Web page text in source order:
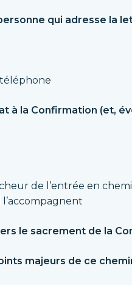
qui adresse la
à la Confirmation (et,
de l’entrée en
l’accompagnent
le sacrement de la
majeurs de ce